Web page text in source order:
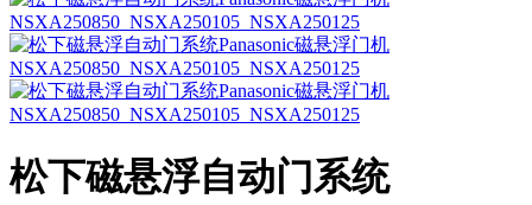
松下磁悬浮自动门系统